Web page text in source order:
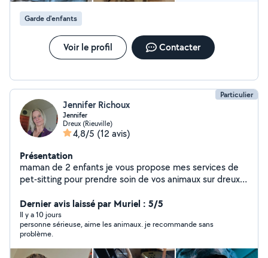
Garde d'enfants
Voir le profil Contacter
Particulier
Jennifer Richoux
Jennifer
Dreux (Rieuville)
4,8/5 (12 avis)
Présentation
maman de 2 enfants je vous propose mes services de
pet-sitting pour prendre soin de vos animaux sur dreux
je suis une personne calme bienveillante qui répond au
mieux au besoin de vos animaux, plusieurs références,
de nombreux retours et propriétaires satisfaits
concernant mes gardes n'hésitez pas a me contacter
pour plus de renseignements
Dernier avis laissé par Muriel : 5/5
Il y a 10 jours
personne sérieuse, aime les animaux. je recommande sans
problème.